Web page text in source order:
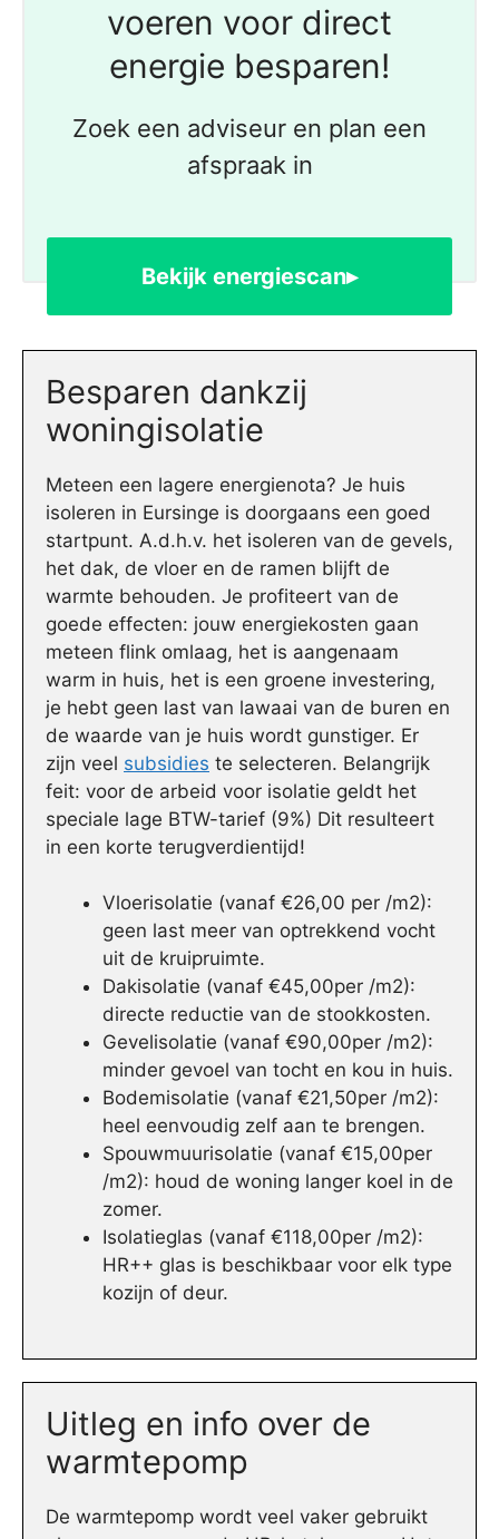
voeren voor direct
energie besparen!
Zoek een adviseur en plan een
afspraak in
Bekijk energiescan▸
Besparen dankzij
woningisolatie
Meteen een lagere energienota? Je huis
isoleren in Eursinge is doorgaans een goed
startpunt. A.d.h.v. het isoleren van de gevels,
het dak, de vloer en de ramen blijft de
warmte behouden. Je profiteert van de
goede effecten: jouw energiekosten gaan
meteen flink omlaag, het is aangenaam
warm in huis, het is een groene investering,
je hebt geen last van lawaai van de buren en
de waarde van je huis wordt gunstiger. Er
zijn veel subsidies te selecteren. Belangrijk
feit: voor de arbeid voor isolatie geldt het
speciale lage BTW-tarief (9%) Dit resulteert
in een korte terugverdientijd!
Vloerisolatie (vanaf €26,00 per /m2):
geen last meer van optrekkend vocht
uit de kruipruimte.
Dakisolatie (vanaf €45,00per /m2):
directe reductie van de stookkosten.
Gevelisolatie (vanaf €90,00per /m2):
minder gevoel van tocht en kou in huis.
Bodemisolatie (vanaf €21,50per /m2):
heel eenvoudig zelf aan te brengen.
Spouwmuurisolatie (vanaf €15,00per
/m2): houd de woning langer koel in de
zomer.
Isolatieglas (vanaf €118,00per /m2):
HR++ glas is beschikbaar voor elk type
kozijn of deur.
Uitleg en info over de
warmtepomp
De warmtepomp wordt veel vaker gebruikt